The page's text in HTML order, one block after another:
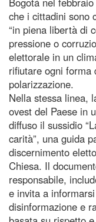
che i cittadini sono
“in piena libertà di
pressione o
elettorale in un
rifiutare ogni forma
polarizzazione.
Nella stessa linea,
ovest del Paese in
diffuso il sussidio
carità”, una guida
discernimento
Chiesa. Il
responsabile,
e invita a
disinformazione e